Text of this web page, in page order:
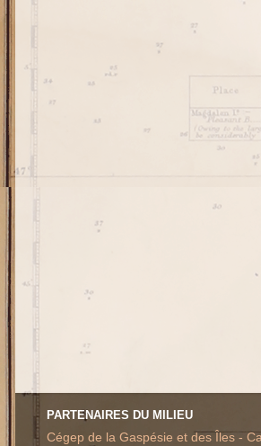
PARTENAIRES DU MILIEU
Cégep de la Gaspésie et des Îles -